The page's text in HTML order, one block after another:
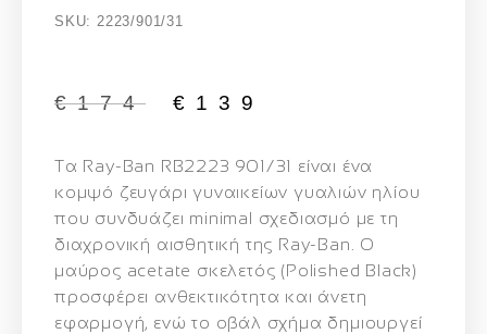
SKU: 2223/901/31
€174 € 139
Τα Ray-Ban RB2223 901/31 είναι ένα
κομψό ζευγάρι γυναικείων γυαλιών ηλίου
που συνδυάζει minimal σχεδιασμό με τη
διαχρονική αισθητική της Ray-Ban. Ο
μαύρος acetate σκελετός (Polished Black)
προσφέρει ανθεκτικότητα και άνετη
εφαρμογή, ενώ το οβάλ σχήμα δημιουργεί